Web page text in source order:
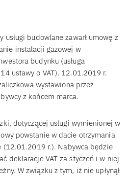
usługi budowlane zawarł umowę z
instalacji gazowej w
budynku (usługa
ustawy o VAT). 12.01.2019 r.
wystawiona przez
z końcem marca.
dotyczącej usługi wymienionej w
powstanie w dacie otrzymania
(12.01.2019 r.). Nabywca będzie
deklaracje VAT za styczeń i w niej
W związku z tym, iż nie upłynął